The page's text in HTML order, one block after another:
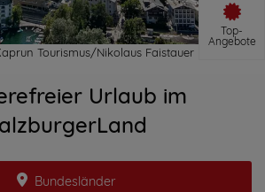
Top-
Angebote
Urlaub im
Bundesländer